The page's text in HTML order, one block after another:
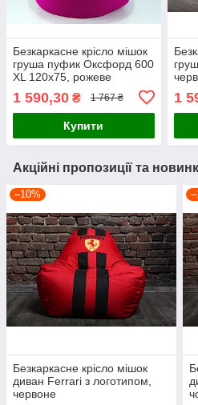
Безкаркасне крісло мішок
груша пуфик Оксфорд 600
XL 120х75, рожеве
1 590,30 ₴ 1 767 ₴
Купити
1
Акційні пропозиції та
–10%
Безкаркасне крісло мішок
диван Ferrari з логотипом,
червоне